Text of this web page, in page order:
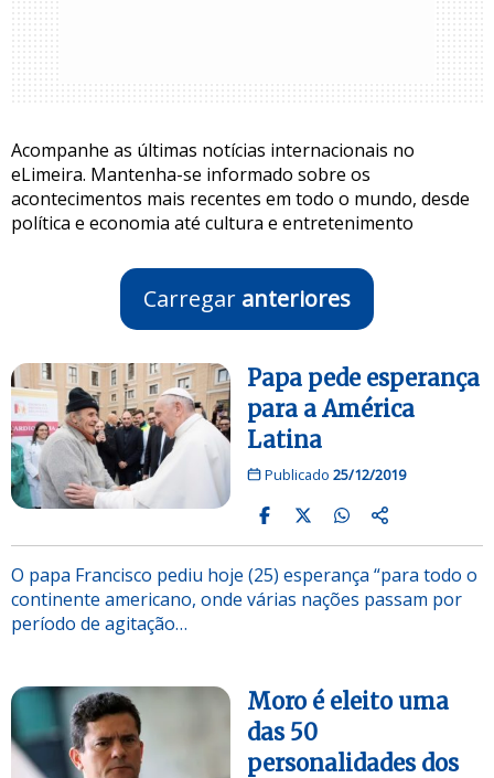
Acompanhe as últimas notícias internacionais no
eLimeira. Mantenha-se informado sobre os
acontecimentos mais recentes em todo o mundo, desde
política e economia até cultura e entretenimento
Carregar anteriores
Papa pede esperança
para a América
Latina
Publicado 25/12/2019
O papa Francisco pediu hoje (25) esperança “para todo o
continente americano, onde várias nações passam por
período de agitação…
Moro é eleito uma
das 50
personalidades dos